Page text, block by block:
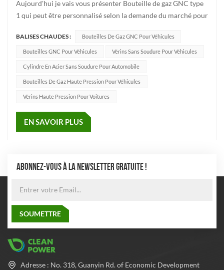
Aujourd'hui je vais vous présenter Bouteille de gaz GNC type
1 qui peut être personnalisé selon la demande du marché pour
en fonction la demande du marché pour la couleur
d'apparence du pro...
BALISES CHAUDES : Bouteilles De Gaz GNC Pour Véhicules
Bouteilles GNC Pour Véhicules Vérins Sans Soudure Pour Véhicules
Cylindre En Acier Sans Soudure Pour Automobile
Bouteilles De Gaz Haute Pression Pour Véhicules
Vérins Haute Pression Pour Voitures
EN SAVOIR PLUS
ABONNEZ-VOUS À LA NEWSLETTER GRATUITE !
Adresse : No. 318, Guanyin Rd. of Economic Development